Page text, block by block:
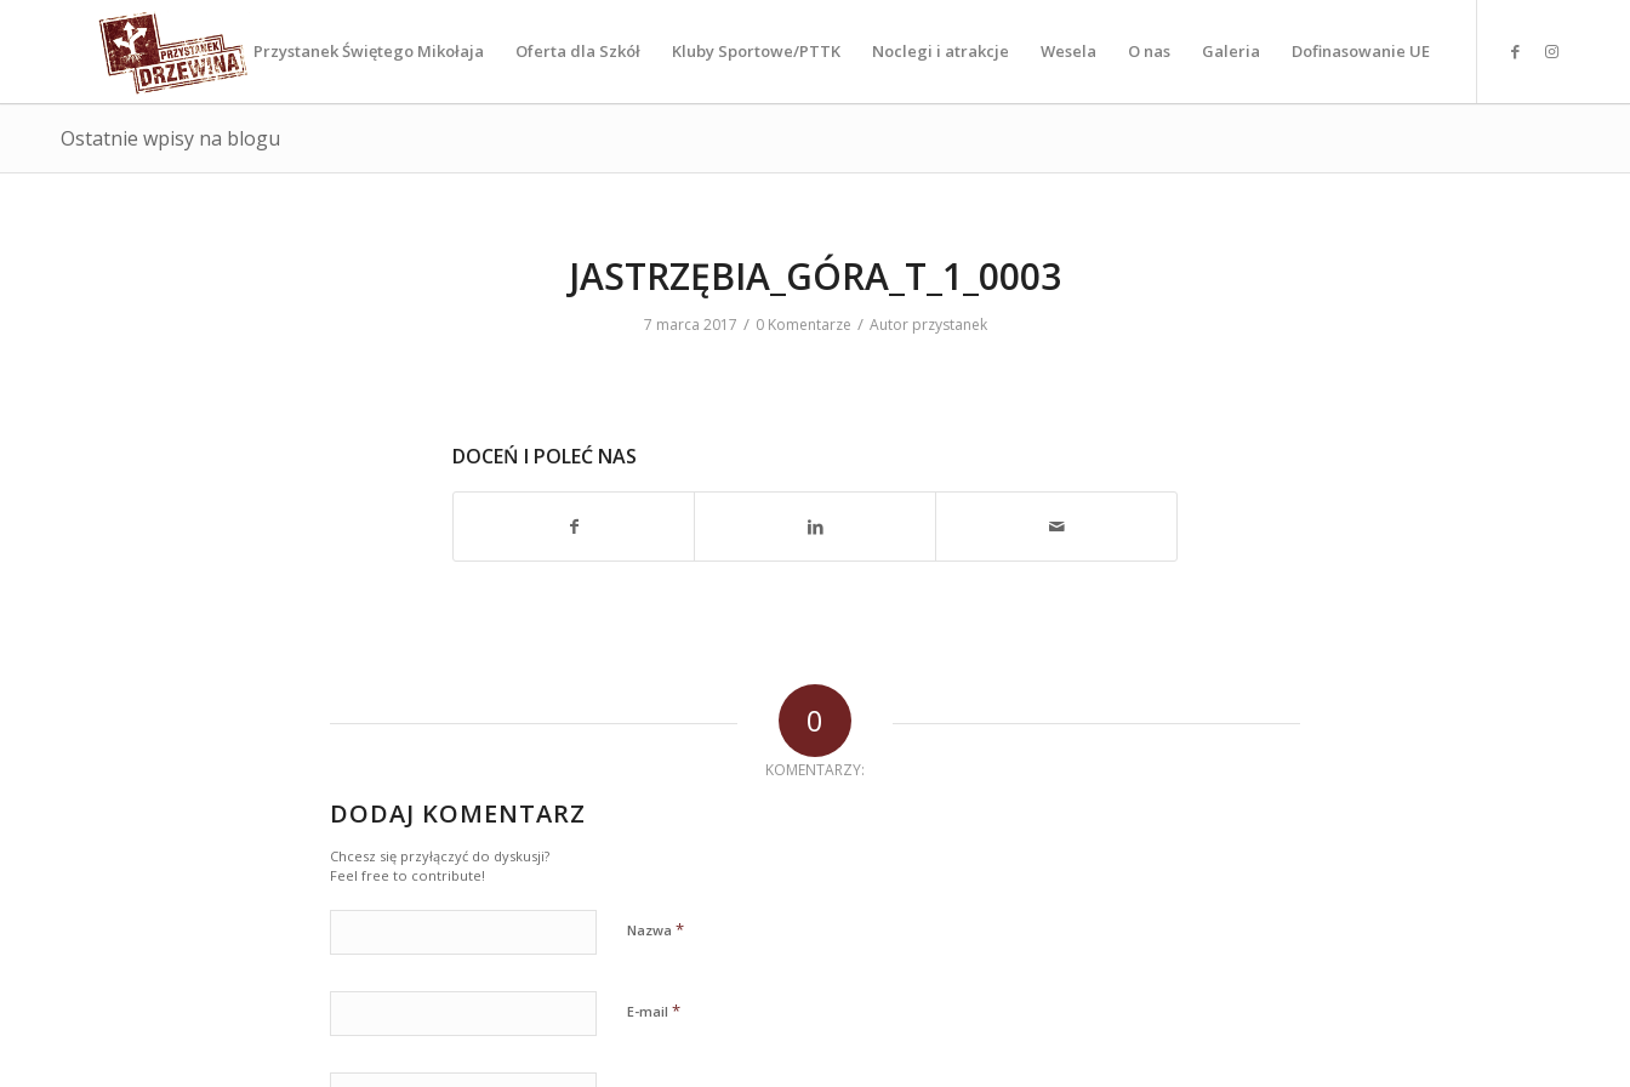
Przystanek Świętego Mikołaja Oferta dla Szkół Kluby Sportowe/PTTK Noclegi i atrakcje Wesela O nas Galeria Dofinasowanie UE
Ostatnie wpisy na blogu
JASTRZĘBIA_GÓRA_T_1_0003
7 marca 2017 / 0 Komentarze / Autor przystanek
DOCEŃ I POLEĆ NAS
0
KOMENTARZY:
DODAJ KOMENTARZ
Chcesz się przyłączyć do dyskusji?
Feel free to contribute!
Nazwa *
E-mail *